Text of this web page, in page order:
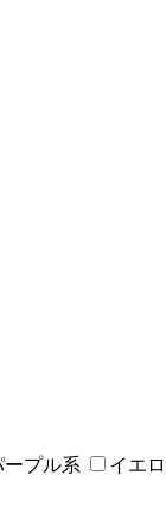
ープル系 イエ